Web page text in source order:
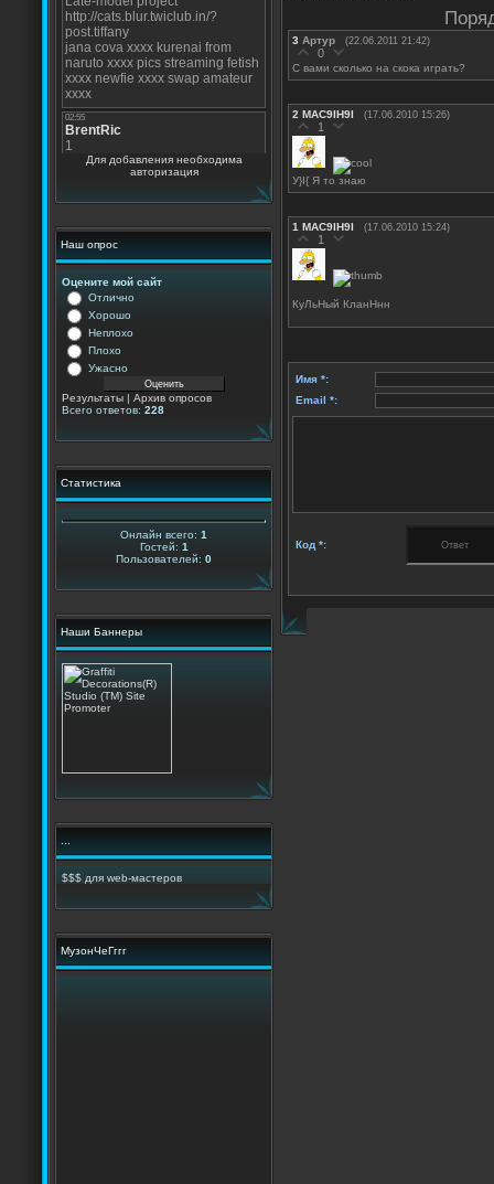
Для добавления необходима
авторизация
Наш опрос
Оцените мой сайт
Отлично
Хорошо
Неплохо
Плохо
Ужасно
Результаты | Архив опросов
Всего ответов: 228
Статистика
Онлайн всего: 1
Гостей: 1
Пользователей: 0
Наши Баннеры
$$$ для web-мастеров
МузонЧеГггг
3 Артур (22.06.2011 21:42)
0
С вами сколько на скока играть?
2 MAC9IH9I (17.06.2010 15:26)
1
У}I{ Я то знаю
1 MAC9IH9I (17.06.2010 15:24)
1
КуЛьНый КланНнн
Имя *:
Email *:
Код *: